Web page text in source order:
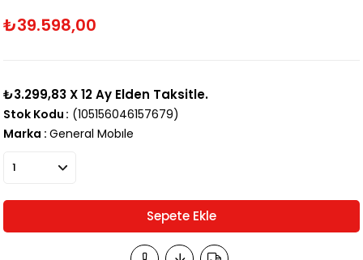
₺39.598,00
₺3.299,83 X 12 Ay Elden Taksitle.
(105156046157679)
Stok Kodu
Marka : General Mobıle